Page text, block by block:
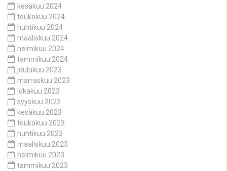
kesäkuu 2024
toukokuu 2024
huhtikuu 2024
maaliskuu 2024
helmikuu 2024
tammikuu 2024
joulukuu 2023
marraskuu 2023
lokakuu 2023
syyskuu 2023
kesäkuu 2023
toukokuu 2023
huhtikuu 2023
maaliskuu 2023
helmikuu 2023
tammikuu 2023